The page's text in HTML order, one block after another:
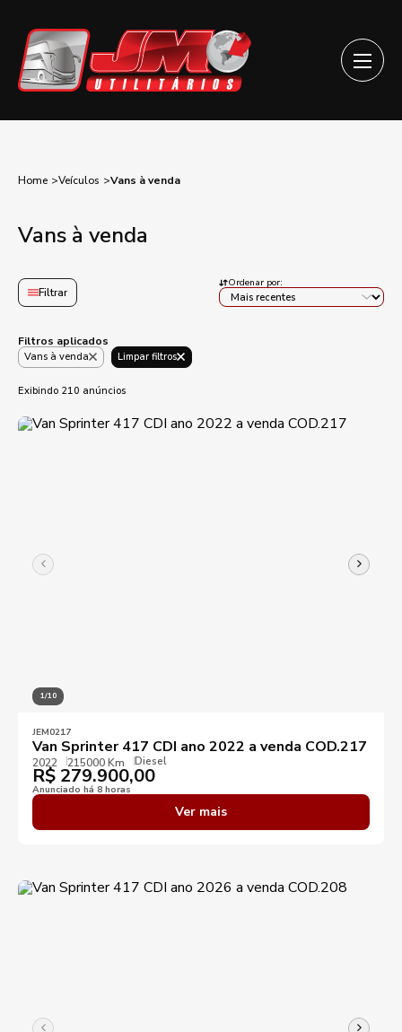
Home Veículos Vans à venda
Vans à venda
Filtrar
Filtros aplicados
Vans à venda Limpar filtros
Ordenar por:
Preço mínimo
Exibindo 210 anúncios
1/10
JEM0217
Van Sprinter 417 CDI ano 2022 a venda COD.217
2022 215000 Km Diesel
R$ 279.900,00
Anunciado há 8 horas
Ver mais